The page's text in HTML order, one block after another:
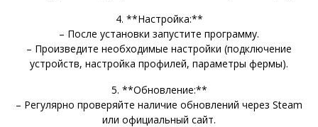
4. **Настройка:**
– После установки запустите программу.
– Произведите необходимые настройки (подключение
устройств, настройка профилей, параметры фермы).
5. **Обновление:**
– Регулярно проверяйте наличие обновлений через Steam
или официальный сайт.